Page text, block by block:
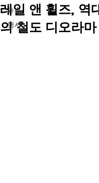
뉴스
행사
레일 앤 휠즈, 역
의 철도 디오라마